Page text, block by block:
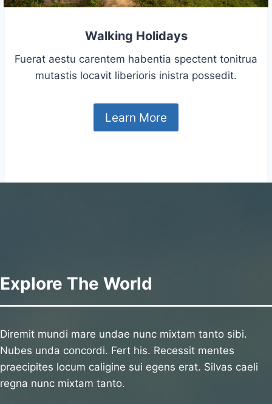
Walking Holidays
Fuerat aestu carentem habentia spectent tonitrua
mutastis locavit liberioris inistra possedit.
Learn More
Explore The World
Diremit mundi mare undae nunc mixtam tanto sibi.
Nubes unda concordi. Fert his. Recessit mentes
praecipites locum caligine sui egens erat. Silvas caeli
regna nunc mixtam tanto.